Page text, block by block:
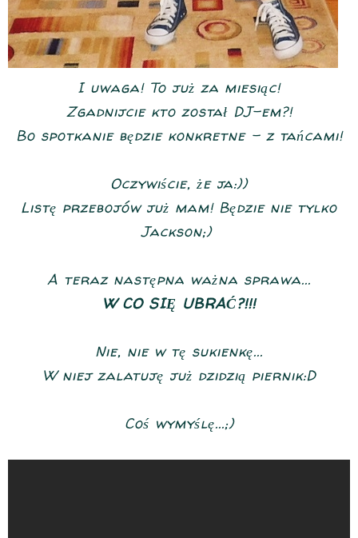
I uwaga! To już za miesiąc!
Zgadnijcie kto został DJ-em?!
Bo spotkanie będzie konkretne - z tańcami!
Oczywiście, że ja:))
Listę przebojów już mam! Będzie nie tylko
Jackson;)
A teraz następna ważna sprawa...
W CO SIĘ UBRAĆ?!!!
Nie, nie w tę sukienkę...
W niej zalatuję już dzidzią piernik:D
Coś wymyślę...;)